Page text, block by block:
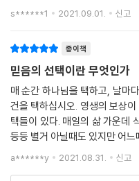
하나님께서 어떠한 일을 하셨
s******1 2021.09.01. 신고
종이책
믿음의 선택이란 무엇인가
매 순간 하나님을 택하고, 날마
건을 택하십시오. 영생의 보상이 있을 것입니다.
택들이 있다. 매일의 삶 가운데
등등 별거 아닐때도 있지만 어
있다. 그럼에도 가장 큰 삶의
a******y 2021.08.31. 신고